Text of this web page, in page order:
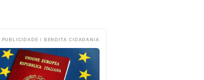
PUBLICIDADE / BENDITA CIDADANIA